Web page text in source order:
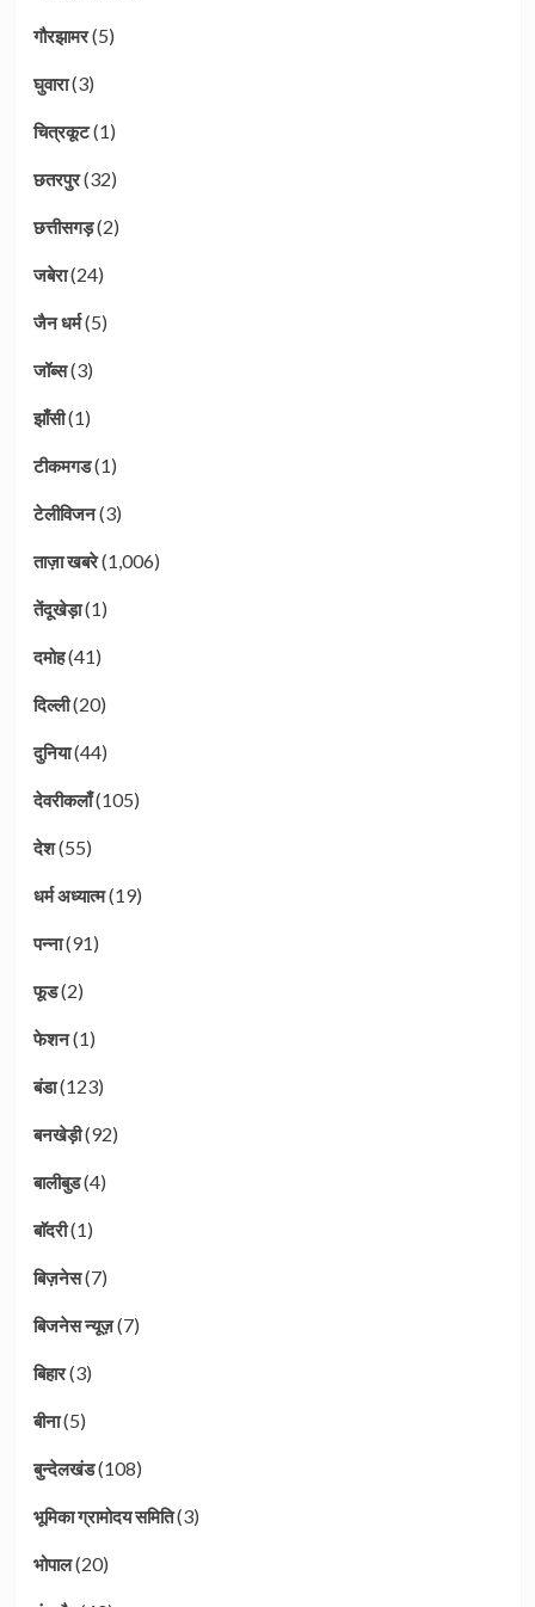
गौरझामर(5)
घुवारा(3)
चित्रकूट(1)
छतरपुर(32)
छत्तीसगड़(2)
जबेरा(24)
जैन धर्म(5)
जॉब्स(3)
झाँसी(1)
टीकमगड(1)
टेलीविजन(3)
ताज़ा खबरे(1,006)
तेंदूखेड़ा(1)
दमोह(41)
दिल्ली(20)
दुनिया(44)
देवरीकलाँ(105)
देश(55)
धर्म अध्यात्म(19)
पन्ना(91)
फूड(2)
फेशन(1)
बंडा(123)
बनखेड़ी(92)
बालीबुड(4)
बाॅदरी(1)
बिज़नेस(7)
बिजनेस न्यूज़(7)
बिहार(3)
बीना(5)
बुन्देलखंड(108)
भूमिका ग्रामोदय समिति(3)
भोपाल(20)